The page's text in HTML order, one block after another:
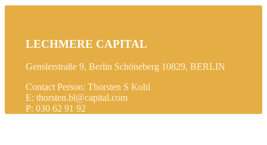
LECHMERE CAPITAL
Genslerstraße 9, Berlin Schöneberg 10829, BERLIN
Contact Person: Thorsten S Kohl
E: thorsten.bl@capital.com
P: 030 62 91 92